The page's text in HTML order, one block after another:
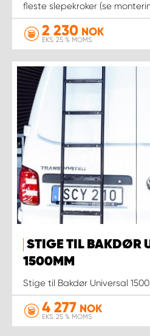
fleste slepekroker (se
2 230 NOK
EKS. 25 % MOMS
STIGE TIL BAKDØR
1500MM
Stige til Bakdør Universal
4 277 NOK
EKS. 25 % MOMS